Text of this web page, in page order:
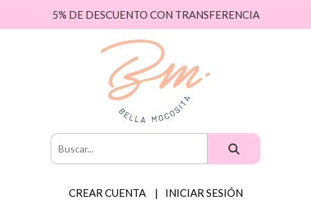
5% DE DESCUENTO CON TRANSFERENCIA
CREAR CUENTA INICIAR SESIÓN